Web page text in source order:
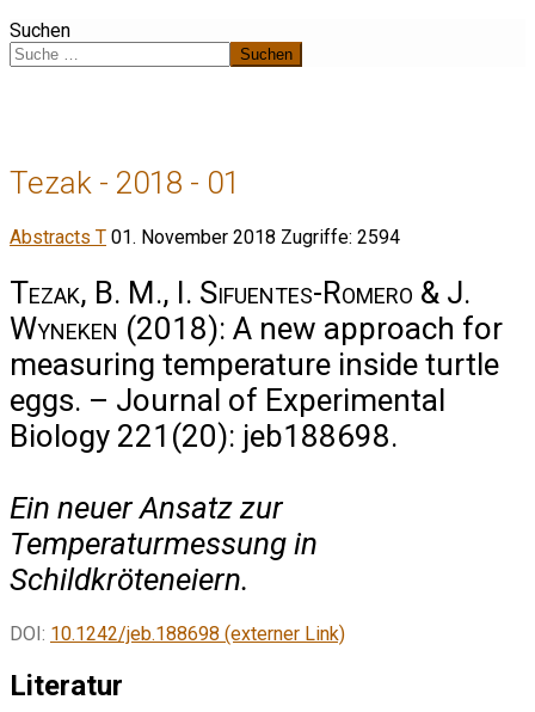
Suchen
Suchen
Tezak - 2018 - 01
Abstracts T 01. November 2018 Zugriffe: 2594
Tezak, B. M., I. Sifuentes-Romero & J.
Wyneken (2018): A new approach for
measuring temperature inside turtle
eggs. – Journal of Experimental
Biology 221(20): jeb188698.
Ein neuer Ansatz zur
Temperaturmessung in
Schildkröteneiern.
DOI: 10.1242/jeb.188698 (externer Link)
Literatur